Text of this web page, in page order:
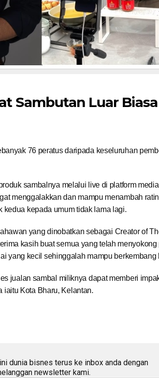
Sambutan Luar
76 peratus daripada keseluruhan
sambalnya melalui live di platform
menggalakkan dan mampu menambah
kepada umum tidak lama lagi.
yang dinobatkan sebagai Creator of
kasih buat semua yang telah
yang kecil sehinggalah mampu berkembang
jualan sambal miliknya dapat memberi
iaitu Kota Bharu, Kelantan.
dunia bisnes terus ke inbox anda dengan
newsletter kami.